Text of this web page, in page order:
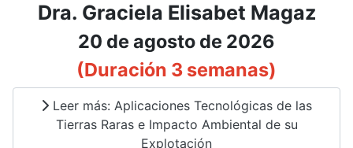
Dra. Graciela Elisabet Magaz
20 de agosto de 2026
(Duración 3 semanas)
Leer más: Aplicaciones Tecnológicas de las
Tierras Raras e Impacto Ambiental de su
Explotación